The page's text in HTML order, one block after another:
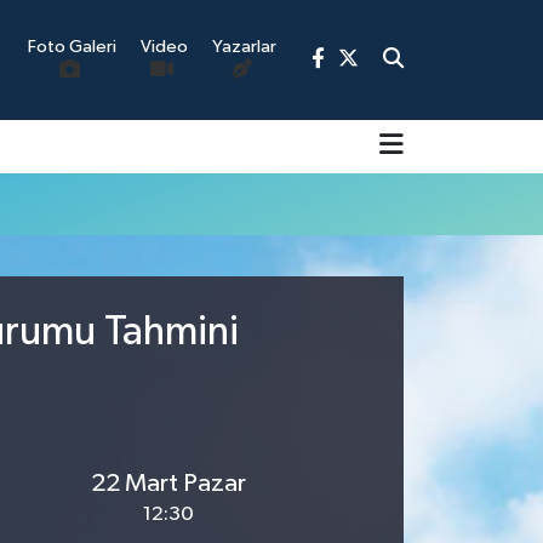
Foto Galeri Video Yazarlar
Tahmini
22 Mart Pazar
12:30